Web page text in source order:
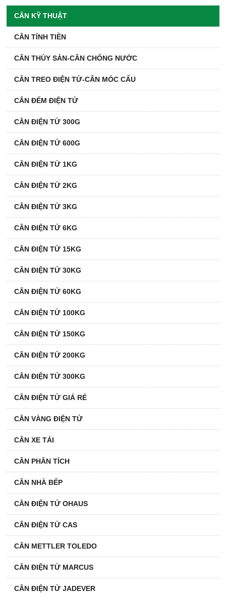
CÂN KỸ THUẬT
CÂN TÍNH TIỀN
CÂN THỦY SẢN-CÂN CHỐNG NƯỚC
CÂN TREO ĐIỆN TỬ-CÂN MÓC CẨU
CÂN ĐẾM ĐIỆN TỬ
CÂN ĐIỆN TỬ 300G
CÂN ĐIỆN TỬ 600G
CÂN ĐIỆN TỬ 1KG
CÂN ĐIỆN TỬ 2KG
CÂN ĐIỆN TỬ 3KG
CÂN ĐIỆN TỬ 6KG
CÂN ĐIỆN TỬ 15KG
CÂN ĐIỆN TỬ 30KG
CÂN ĐIỆN TỬ 60KG
CÂN ĐIỆN TỬ 100KG
CÂN ĐIỆN TỬ 150KG
CÂN ĐIỆN TỬ 200KG
CÂN ĐIỆN TỬ 300KG
CÂN ĐIỆN TỬ GIÁ RẺ
CÂN VÀNG ĐIỆN TỬ
CÂN XE TẢI
CÂN PHÂN TÍCH
CÂN NHÀ BẾP
CÂN ĐIỆN TỬ OHAUS
CÂN ĐIỆN TỬ CAS
CÂN METTLER TOLEDO
CÂN ĐIỆN TỬ MARCUS
CÂN ĐIỆN TỬ JADEVER